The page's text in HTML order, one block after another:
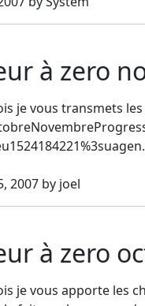
à zero
je vous transmets
2007 by joel
à zero
je vous apporte les